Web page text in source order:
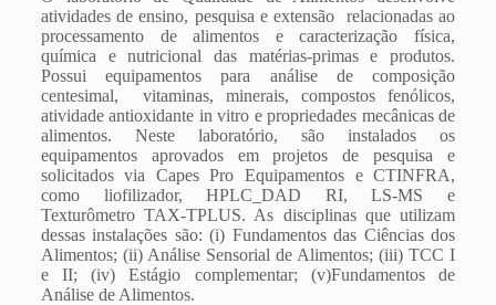
atividades de ensino, pesquisa e extensão relacionadas ao
processamento de alimentos e caracterização física,
química e nutricional das matérias-primas e produtos.
Possui equipamentos para análise de composição
centesimal, vitaminas, minerais, compostos fenólicos,
atividade antioxidante in vitro e propriedades mecânicas de
alimentos. Neste laboratório, são instalados os
equipamentos aprovados em projetos de pesquisa e
solicitados via Capes Pro Equipamentos e CTINFRA,
como liofilizador, HPLC_DAD RI, LS-MS e
Texturômetro TAX-TPLUS. As disciplinas que utilizam
dessas instalações são: (i) Fundamentos das Ciências dos
Alimentos; (ii) Análise Sensorial de Alimentos; (iii) TCC I
e II; (iv) Estágio complementar; (v)Fundamentos de
Análise de Alimentos.